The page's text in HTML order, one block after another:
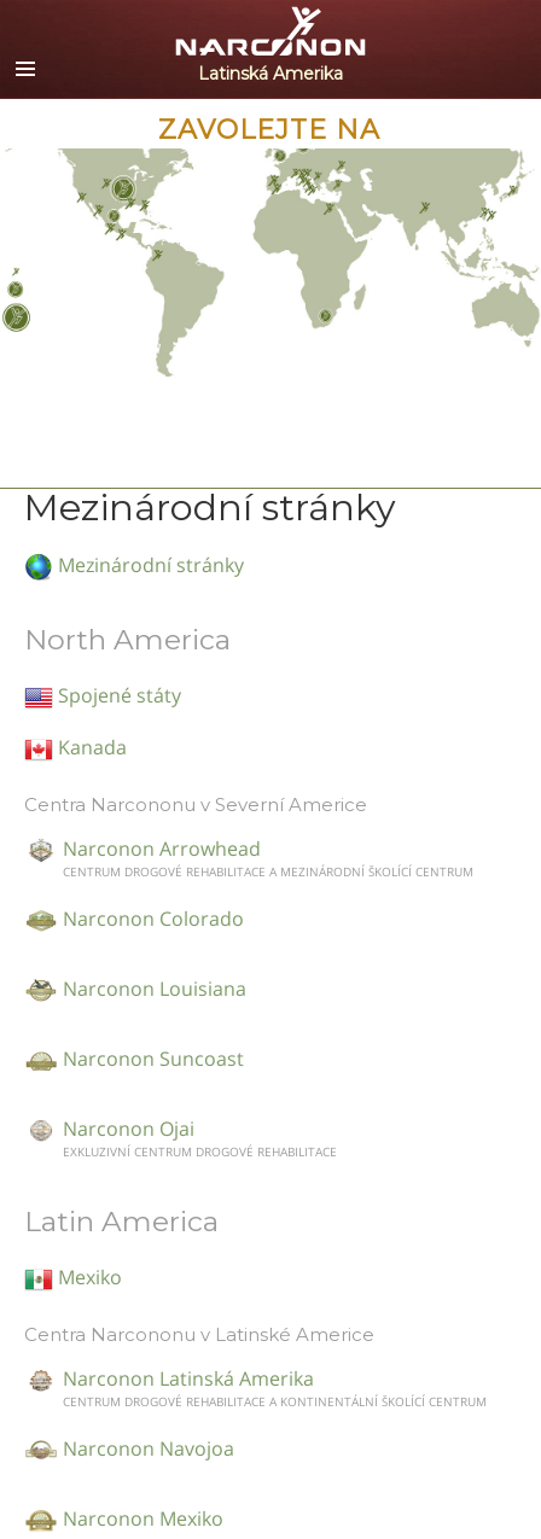
Español
English
Portuguès
Italiano
Français
Nederlands
Deutsch
ZAVOLEJTE NA
Mezinárodní stránky
Mezinárodní stránky
North America
Spojené státy
Kanada
Centra Narcononu v Severní Americe
Narconon Arrowhead
CENTRUM DROGOVÉ REHABILITACE A MEZINÁRODNÍ ŠKOLÍCÍ CENTRUM
Narconon Colorado
Narconon Louisiana
Narconon Suncoast
Narconon Ojai
EXKLUZIVNÍ CENTRUM DROGOVÉ REHABILITACE
Latin America
Mexiko
Centra Narcononu v Latinské Americe
Narconon Latinská Amerika
CENTRUM DROGOVÉ REHABILITACE A KONTINENTÁLNÍ ŠKOLÍCÍ CENTRUM
Narconon Navojoa
Narconon Mexiko